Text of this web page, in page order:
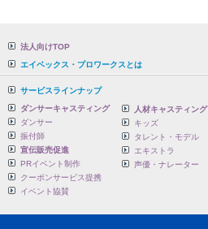
法人向けTOP
エイベックス・プロワークスとは
サービスラインナップ
ダンサーキャスティング
ダンサー
振付師
宣伝販売促進
PRイベント制作
クーポンサービス提携
イベント協賛
人材キャスティング
キッズ
タレント・モデル
エキストラ
声優・ナレーター